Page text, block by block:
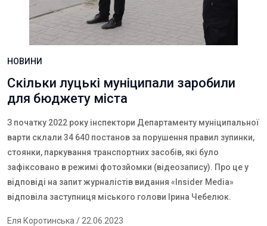
НОВИНИ
Скільки луцькі муніципали заробили
для бюджету міста
З початку 2022 року інспектори Департаменту муніципальної
варти склали 34 640 постанов за порушення правил зупинки,
стоянки, паркування транспортних засобів, які було
зафіксовано в режимі фотозйомки (відеозапису). Про це у
відповіді на запит журналістів видання «Insider Media»
відповіла заступниця міського голови Ірина Чебелюк.
Еля Коротинська / 22.06.2023